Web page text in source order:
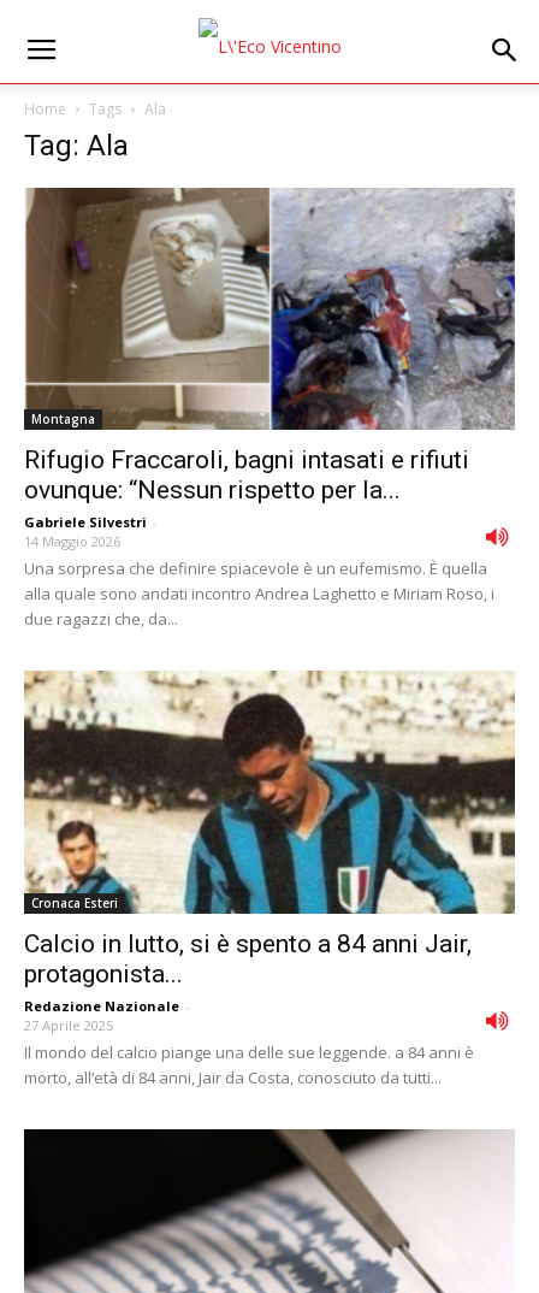
Home Tags Ala
Tag: Ala
Montagna
Rifugio Fraccaroli, bagni intasati e rifiuti
ovunque: “Nessun rispetto per la...
Gabriele Silvestri -
14 Maggio 2026
Una sorpresa che definire spiacevole è un eufemismo. È quella
alla quale sono andati incontro Andrea Laghetto e Miriam Roso, i
due ragazzi che, da...
Cronaca Esteri
Calcio in lutto, si è spento a 84 anni Jair,
protagonista...
Redazione Nazionale -
27 Aprile 2025
Il mondo del calcio piange una delle sue leggende. a 84 anni è
morto, all’età di 84 anni, Jair da Costa, conosciuto da tutti...